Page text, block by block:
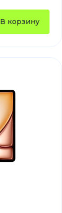
В корзину